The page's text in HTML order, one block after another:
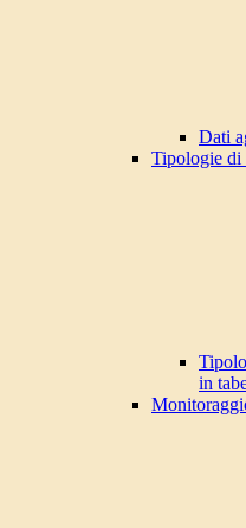
Dati
Tipologie di
in